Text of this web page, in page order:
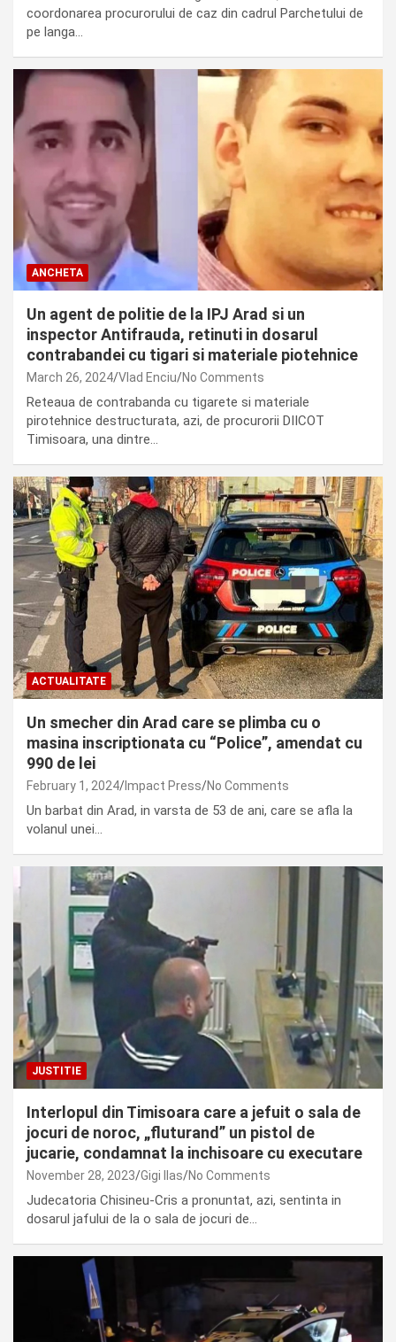
coordonarea procurorului de caz din cadrul Parchetului de
pe langa…
ANCHETA
Un agent de politie de la IPJ Arad si un
inspector Antifrauda, retinuti in dosarul
contrabandei cu tigari si materiale piotehnice
March 26, 2024 Vlad Enciu No Comments
Reteaua de contrabanda cu tigarete si materiale
pirotehnice destructurata, azi, de procurorii DIICOT
Timisoara, una dintre…
ACTUALITATE
Un smecher din Arad care se plimba cu o
masina inscriptionata cu “Police”, amendat cu
990 de lei
February 1, 2024 Impact Press No Comments
Un barbat din Arad, in varsta de 53 de ani, care se afla la
volanul unei…
JUSTITIE
Interlopul din Timisoara care a jefuit o sala de
jocuri de noroc, „fluturand” un pistol de
jucarie, condamnat la inchisoare cu executare
November 28, 2023 Gigi Ilas No Comments
Judecatoria Chisineu-Cris a pronuntat, azi, sentinta in
dosarul jafului de la o sala de jocuri de…